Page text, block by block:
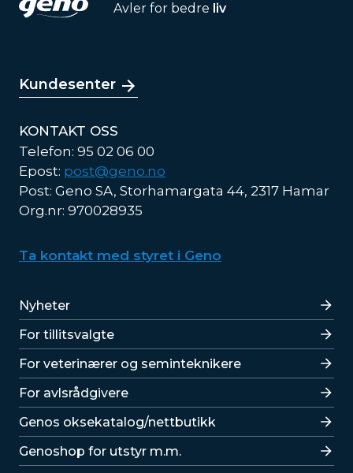
Avler for bedre liv
Kundesenter
KONTAKT OSS
Telefon: 95 02 06 00
Epost: post@geno.no
Post: Geno SA, Storhamargata 44, 2317 Hamar
Org.nr: 970028935
Ta kontakt med styret i Geno
Lenker
Nyheter
For tillitsvalgte
For veterinærer og seminteknikere
For avlsrådgivere
Lenker
Genos oksekatalog/nettbutikk
Genoshop for utstyr m.m.